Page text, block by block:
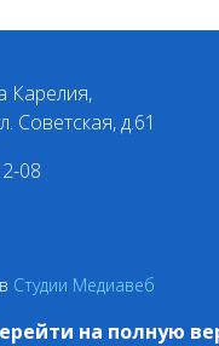
Карелия,
Советская, д.61
08
Студии Медиавеб
на полную